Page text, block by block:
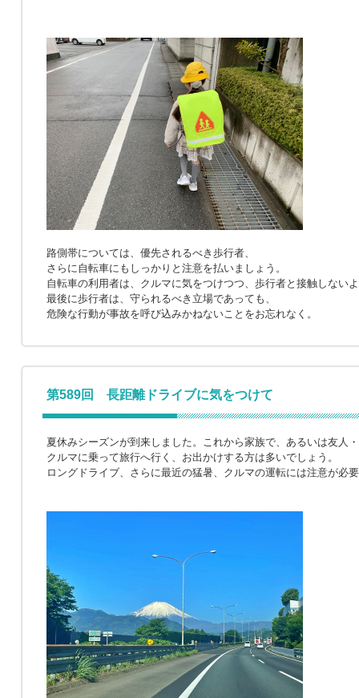
路側帯については、優先されるべき歩行者、
さらに自転車にもしっかりと注意を払いましょう。
自転車の利用者は、クルマに気をつけつつ、歩行者と接触しない
最後に歩行者は、守られるべき立場であっても、
危険な行動が事故を呼び込みかねないことをお忘れなく。
第589回 長距離ドライブに気をつけて
夏休みシーズンが到来しました。これから家族で、あるいは友人
クルマに乗って旅行へ行く、お出かけする方は多いでしょう。
ロングドライブ、さらに最近の猛暑、クルマの運転には注意が必